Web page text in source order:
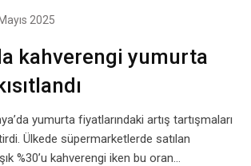
2025
kahverengi yumurta
yumurta fiyatlarındaki artış tartışmaları
Ülkede süpermarketlerde satılan
%30’u kahverengi iken bu oran…